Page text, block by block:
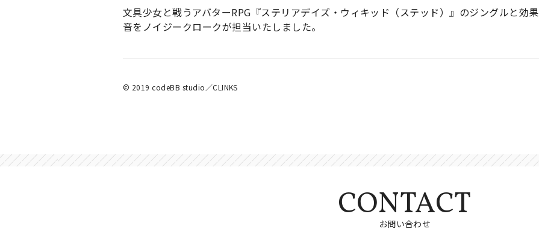
文具少女と戦うアバターRPG『ステリアデイズ・ウィキッド（ステッド）』のジングルと効果
音をノイジークロークが担当いたしました。
© 2019 codeBB studio／CLINKS
CONTACT
お問い合わせ